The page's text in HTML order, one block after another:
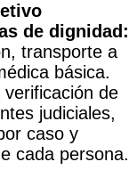
de dignidad:
transporte a
básica.
de
judiciales,
caso y
cada persona.